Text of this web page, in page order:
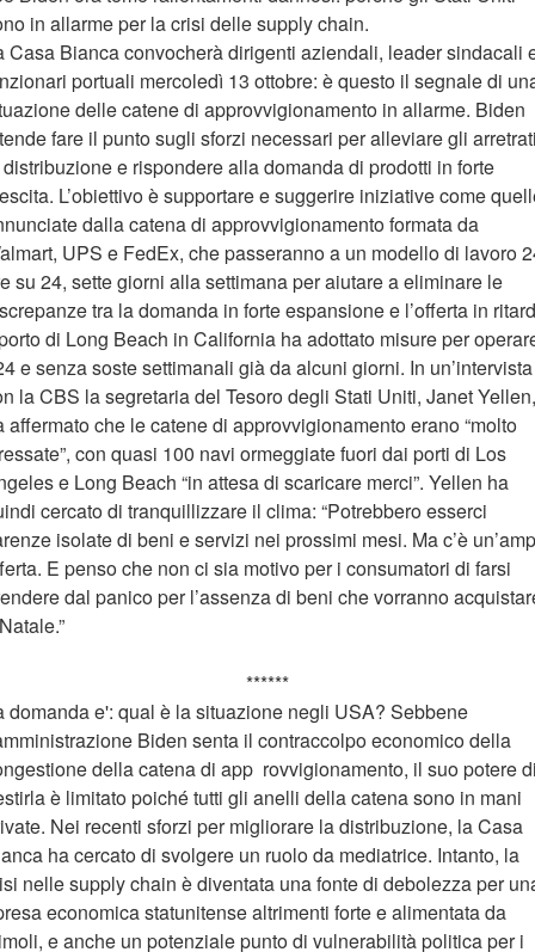
in allarme per la crisi delle supply chain.
Casa Bianca convocherà dirigenti aziendali, leader sindacali
portuali mercoledì 13 ottobre: è questo il segnale di
delle catene di approvvigionamento in allarme. Biden
fare il punto sugli sforzi necessari per alleviare gli
e rispondere alla domanda di prodotti in forte
L’obiettivo è supportare e suggerire iniziative come
dalla catena di approvvigionamento formata da
UPS e FedEx, che passeranno a un modello di lavoro
su 24, sette giorni alla settimana per aiutare a eliminare le
tra la domanda in forte espansione e l’offerta in
di Long Beach in California ha adottato misure per
e senza soste settimanali già da alcuni giorni. In un’intervista
la CBS la segretaria del Tesoro degli Stati Uniti, Janet Yellen,
affermato che le catene di approvvigionamento erano “molto
con quasi 100 navi ormeggiate fuori dai porti di Los
e Long Beach “in attesa di scaricare merci”. Yellen ha
cercato di tranquillizzare il clima: “Potrebbero esserci
isolate di beni e servizi nei prossimi mesi. Ma c’è
E penso che non ci sia motivo per i consumatori di farsi
dal panico per l’assenza di beni che vorranno
******
domanda e': qual è la situazione negli USA? Sebbene
Biden senta il contraccolpo economico della
della catena di app rovvigionamento, il suo potere
è limitato poiché tutti gli anelli della catena sono in mani
Nei recenti sforzi per migliorare la distribuzione, la Casa
ha cercato di svolgere un ruolo da mediatrice. Intanto, la
nelle supply chain è diventata una fonte di debolezza per
economica statunitense altrimenti forte e alimentata da
e anche un potenziale punto di vulnerabilità politica per i